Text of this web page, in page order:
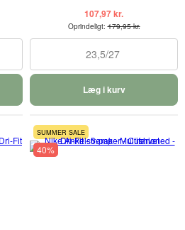
107,97 kr.
Oprindeligt:179,95 kr.
23,5/27
Læg i kurv
SUMMER SALE
40%